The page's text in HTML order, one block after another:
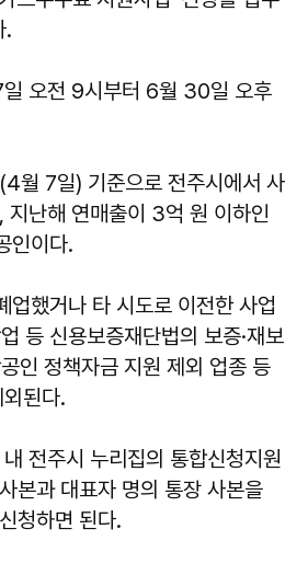
.
오전 9시부터 6월 30일 오후
월 7일) 기준으로 전주시에서 사
지난해 연매출이 3억 원 이하인
인이다.
했거나 타 시도로 이전한 사업
등 신용보증재단법의 보증·재보
인 정책자금 지원 제외 업종 등
된다.
전주시 누리집의 통합신청지원
본과 대표자 명의 통장 사본을
청하면 된다.